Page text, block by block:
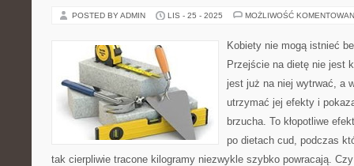
POSTED BY ADMIN LIS - 25 - 2025 MOŻLIWOŚĆ
Kobiety nie mogą istnieć
Przejście na dietę nie jest
jest już na niej wytrwać, a
utrzymać jej efekty i
brzucha. To kłopotliwe
po dietach cud, podczas
tak cierpliwie tracone kilogramy niezwykle szybko powracają.